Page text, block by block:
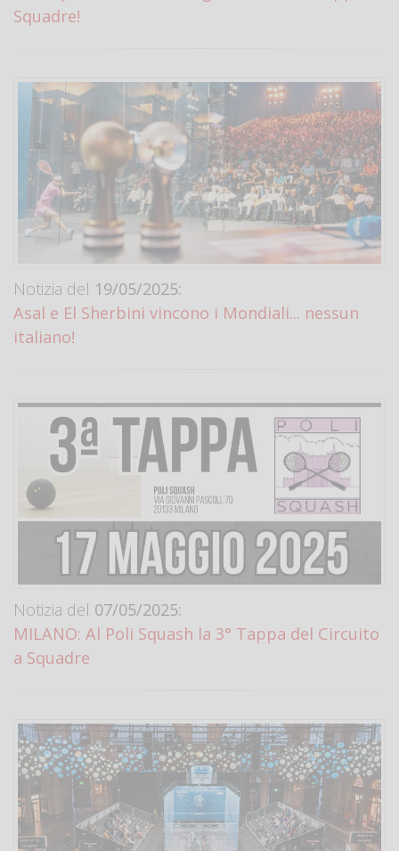
Squadre!
Notizia del 19/05/2025:
Asal e El Sherbini vincono i Mondiali... nessun
italiano!
Notizia del 07/05/2025:
MILANO: Al Poli Squash la 3° Tappa del Circuito
a Squadre